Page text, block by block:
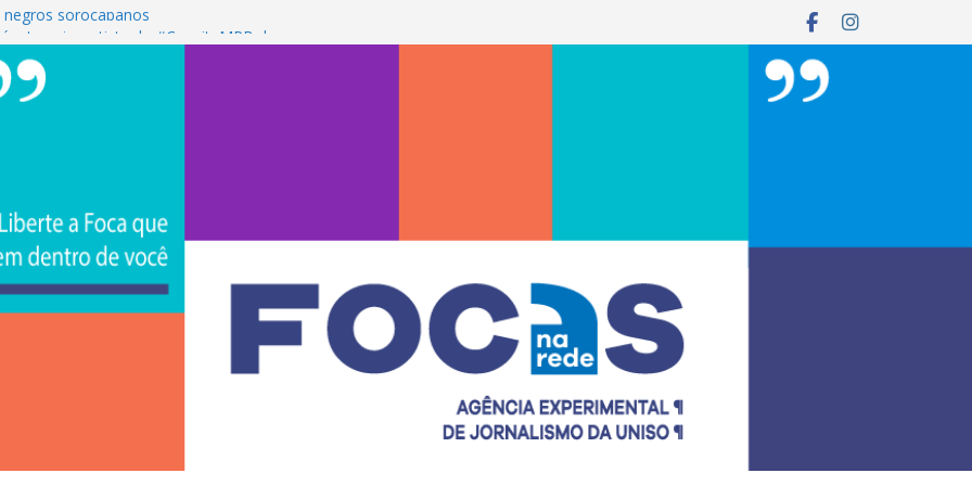
sorocabanos
a terceira artista do #ConviteMPB do
Brasil 2026 promove integração, ciência e
Uniso